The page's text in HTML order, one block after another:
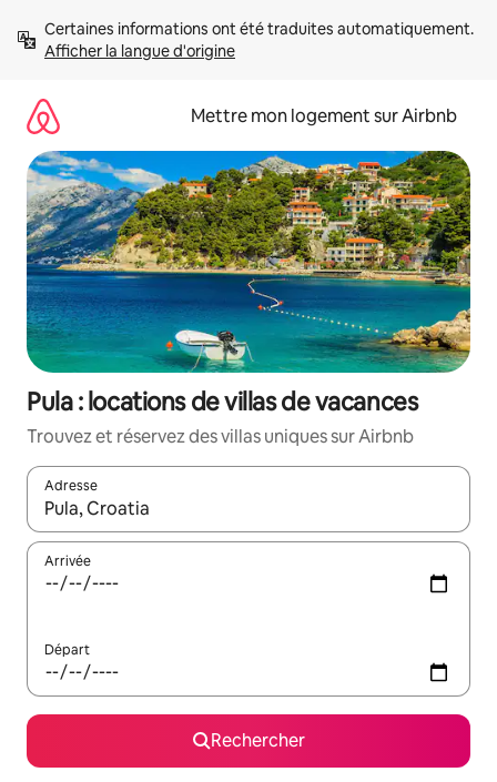
directement
Afficher la langue d'origine
Mettre mon logement sur Airbnb
Pula : locations de villas de vacances
Trouvez et réservez des villas uniques sur Airbnb
Adresse
Lorsque les résultats s'affichent, utilisez les flèches vers le
Arrivée
Départ
Rechercher